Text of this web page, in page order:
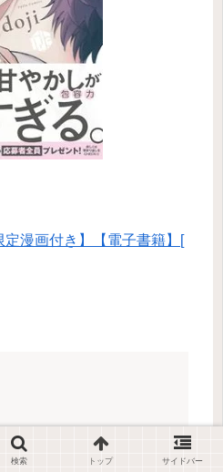
漫画付き】【電子書籍】[
やかしが沼すぎる。セ
検索 トップ サイドバー